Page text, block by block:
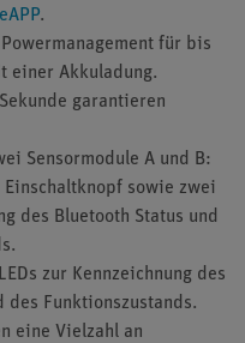
.
für bis
einer Akkuladung.
garantieren
Sensormodule A und B:
sowie zwei
des Bluetooth Status und
zur Kennzeichnung des
des Funktionszustands.
eine Vielzahl an